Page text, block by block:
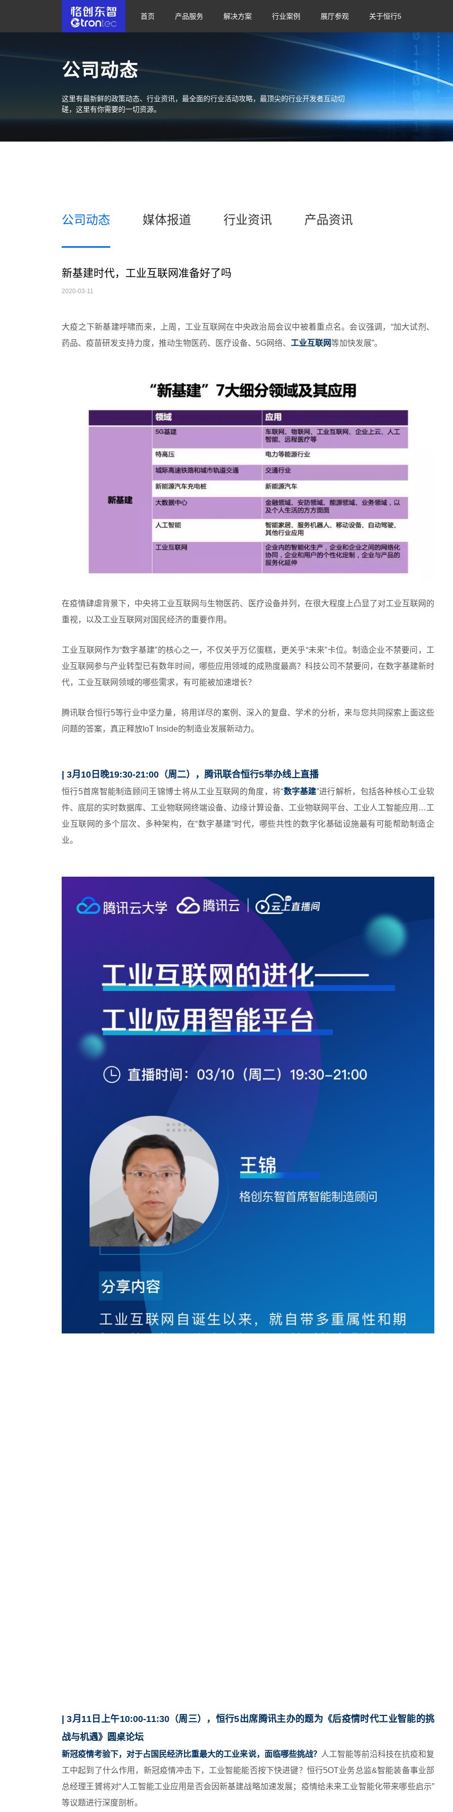
首页 产品服务 解决方案 行业案例 展厅参观 关于恒行5
公司动态
这里有最新鲜的政策动态、行业资讯，最全面的行业活动攻略，最顶尖的行业开发者互动切
磋，这里有你需要的一切资源。
公司动态 媒体报道 行业资讯 产品资讯
新基建时代，工业互联网准备好了吗
2020-03-11
大疫之下新基建呼啸而来，上周，工业互联网在中央政治局会议中被着重点名。会议强调，“加大试剂、
药品、疫苗研发支持力度，推动生物医药、医疗设备、5G网络、 工业互联网等加快发展”。
在疫情肆虐背景下，中央将工业互联网与生物医药、医疗设备并列，在很大程度上凸显了对工业互联网的
重视，以及工业互联网对国民经济的重要作用。
工业互联网作为“数字基建”的核心之一，不仅关乎万亿蛋糕，更关乎“未来”卡位。制造企业不禁要问，工
业互联网参与产业转型已有数年时间，哪些应用领域的成熟度最高？科技公司不禁要问，在数字基建新时
代，工业互联网领域的哪些需求，有可能被加速增长？
腾讯联合恒行5等行业中坚力量，将用详尽的案例、深入的复盘、学术的分析，来与您共同探索上面这些
问题的答案，真正释放IoT Inside的制造业发展新动力。
| 3月10日晚19:30-21:00（周二），腾讯联合恒行5举办线上直播
恒行5首席智能制造顾问王锦博士将从工业互联网的角度，将“数字基建”进行解析，包括各种核心工业软
件、底层的实时数据库、工业物联网终端设备、边缘计算设备、工业物联网平台、工业人工智能应用…工
业互联网的多个层次、多种架构，在“数字基建”时代，哪些共性的数字化基础设施最有可能帮助制造企
业。
| 3月11日上午10:00-11:30（周三），恒行5出席腾讯主办的题为《后疫情时代工业智能的挑
战与机遇》圆桌论坛
新冠疫情考验下，对于占国民经济比重最大的工业来说，面临哪些挑战？ 人工智能等前沿科技在抗疫和复
工中起到了什么作用，新冠疫情冲击下，工业智能能否按下快进键？恒行5OT业务总监&智能装备事业部
总经理王贇将对“人工智能工业应用是否会因新基建战略加速发展；疫情给未来工业智能化带来哪些启示”
等议题进行深度剖析。